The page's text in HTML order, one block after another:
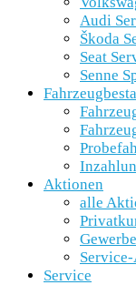
Audi
Škoda
Seat
Senne
Aktionen
alle
Service